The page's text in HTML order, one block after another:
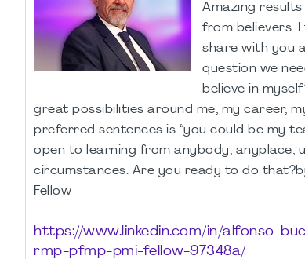
Amazing
from believers.
share with you
question we
believe in
great possibilities around me, my career,
preferred sentences is “you could be my
open to learning from anybody, anyplace,
circumstances. Are you ready to do
Fellow
https://www.linkedin.com/in/alfonso-
rmp-pfmp-pmi-fellow-97348a/